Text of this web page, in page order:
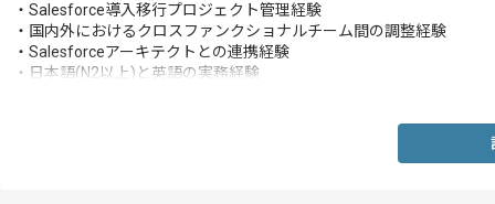
・Salesforce導入移行プロジェクト管理経験
・国内外におけるクロスファンクショナルチーム間の調整経験
・Salesforceアーキテクトとの連携経験
・日本語(N2以上)と英語の実務経験